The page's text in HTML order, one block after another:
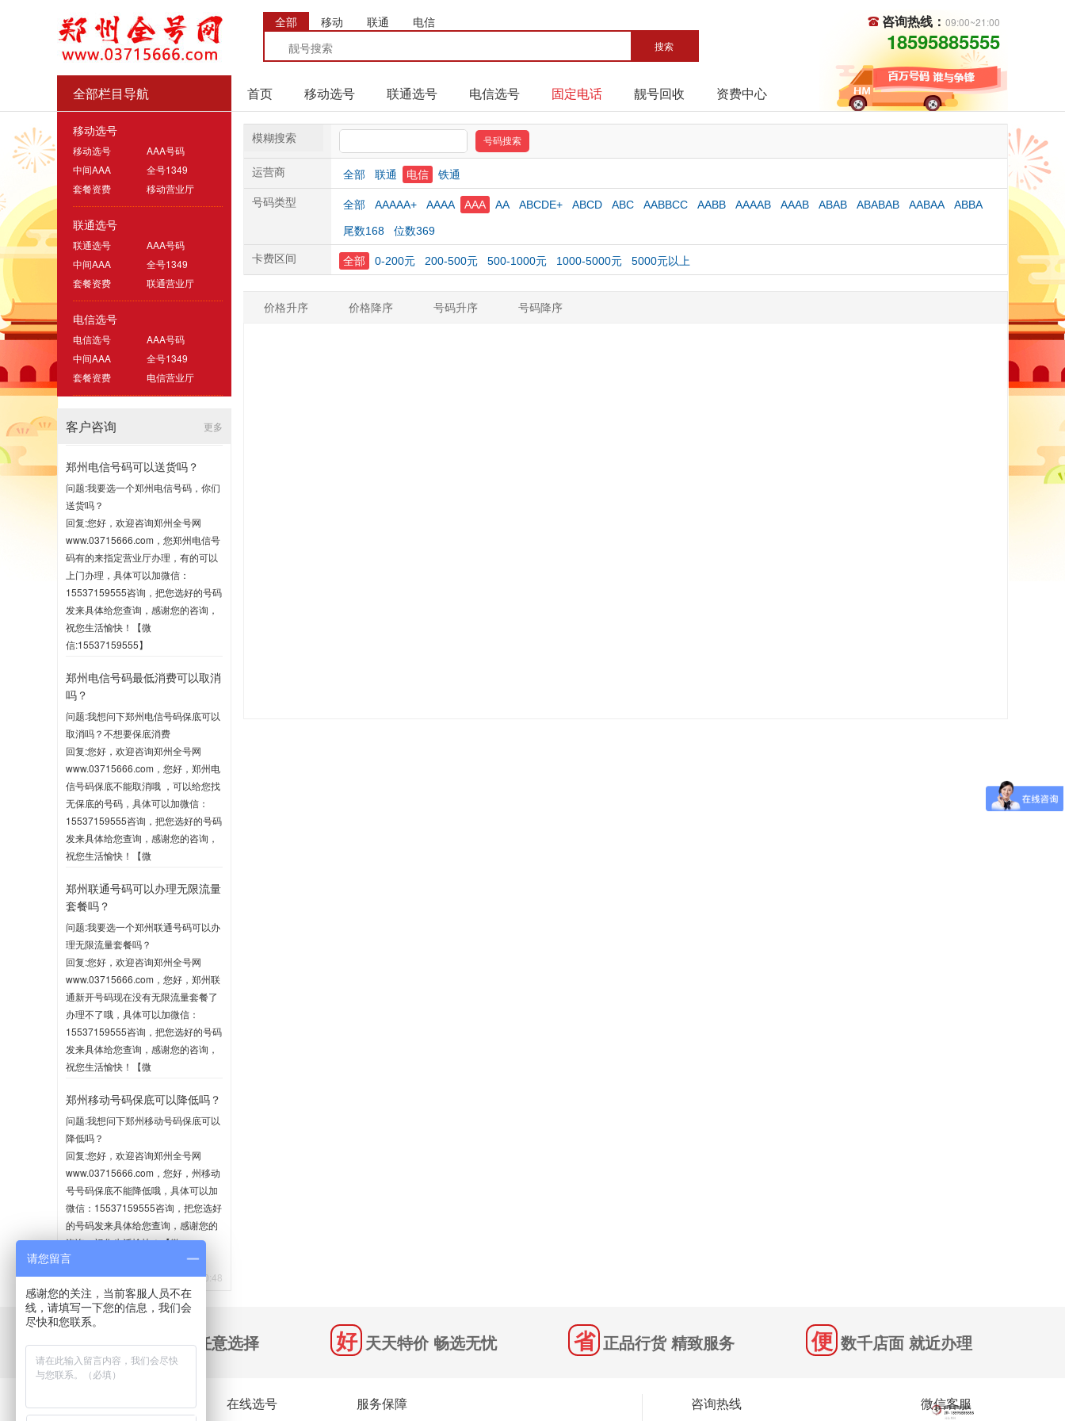
全部 移动 联通 电信 咨询热线： 09:00~21:00
18595885555
全部栏目导航 首页 移动选号 联通选号 电信选号 固定电话 靓号回收 资费中心
移动选号
移动选号
AAA号码
中间AAA
全号1349
套餐资费
移动营业厅
联通选号
联通选号
AAA号码
中间AAA
全号1349
套餐资费
联通营业厅
电信选号
电信选号
AAA号码
中间AAA
全号1349
套餐资费
电信营业厅
更多
客户咨询
郑州电信号码可以送货吗？
问题:我要选一个郑州电信号码，你们
送货吗？
回复:您好，欢迎咨询郑州全号网
www.03715666.com，您郑州电信号
码有的来指定营业厅办理，有的可以
上门办理，具体可以加微信：
15537159555咨询，把您选好的号码
发来具体给您查询，感谢您的咨询，
祝您生活愉快！【微
信:15537159555】
郑州电信号码最低消费可以取消
吗？
问题:我想问下郑州电信号码保底可以
取消吗？不想要保底消费
回复:您好，欢迎咨询郑州全号网
www.03715666.com，您好，郑州电
信号码保底不能取消哦 ，可以给您找
无保底的号码，具体可以加微信：
15537159555咨询，把您选好的号码
发来具体给您查询，感谢您的咨询，
祝您生活愉快！【微
2020-06-03 10:04
郑州联通号码可以办理无限流量
套餐吗？
问题:我要选一个郑州联通号码可以办
理无限流量套餐吗？
回复:您好，欢迎咨询郑州全号网
www.03715666.com，您好，郑州联
通新开号码现在没有无限流量套餐了
办理不了哦，具体可以加微信：
15537159555咨询，把您选好的号码
发来具体给您查询，感谢您的咨询，
祝您生活愉快！【微
2020-06-02 10:35
郑州移动号码保底可以降低吗？
问题:我想问下郑州移动号码保底可以
降低吗？
回复:您好，欢迎咨询郑州全号网
www.03715666.com，您好，州移动
号号码保底不能降低哦，具体可以加
微信：15537159555咨询，把您选好
的号码发来具体给您查询，感谢您的
咨询，祝您生活愉快！【微
信:15537159555】
2020-05-21 10:48
模糊搜索
运营商 全部 联通 电信 铁通
号码类型 全部 AAAAA+ AAAA AAA AA ABCDE+ ABCD ABC AABBCC AABB AAAAB AAAB ABAB ABABAB AABAA ABBA
尾数168 位数369
卡费区间 全部 0-200元 200-500元 500-1000元 1000-5000元 5000元以上
价格升序 价格降序 号码升序 号码降序
千万号码 任意选择 天天特价 畅选无忧 正品行货 精致服务 数千店面 就近办理
关于我们 在线选号 服务保障 微信客服
咨询热线
请您留言
感谢您的关注，当前客服人员不在
线，请填写一下您的信息，我们会
尽快和您联系。